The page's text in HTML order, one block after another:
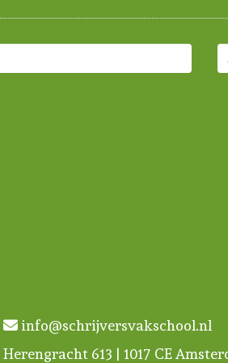
info@schrijversvakschool.nl
613 | 1017 CE